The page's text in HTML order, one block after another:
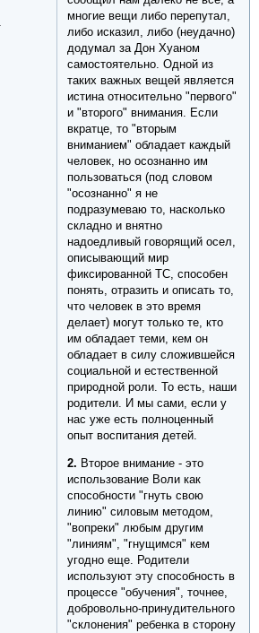
многие вещи либо перепутал,
либо исказил, либо (неудачно)
додумал за Дон Хуаном
самостоятельно. Одной из
таких важных вещей является
истина относительно "первого"
и "второго" внимания. Если
вкратце, то "вторым
вниманием" обладает каждый
человек, но осознанно им
пользоваться (под словом
"осознанно" я не
подразумеваю то, насколько
складно и внятно
надоедливый говорящий осел,
описывающий мир
фиксированной ТС, способен
понять, отразить и описать то,
что человек в это время
делает) могут только те, кто
им обладает теми, кем он
обладает в силу сложившейся
социальной и естественной
природной роли. То есть, наши
родители. И мы сами, если у
нас уже есть полноценный
опыт воспитания детей.
2. Второе внимание - это
использование Воли как
способности "гнуть свою
линию" силовым методом,
"вопреки" любым другим
"линиям", "гнущимся" кем
угодно еще. Родители
используют эту способность в
процессе "обучения", точнее,
добровольно-принудительного
"склонения" ребенка в сторону